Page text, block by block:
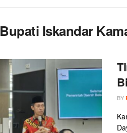
Bupati Iskandar
BY